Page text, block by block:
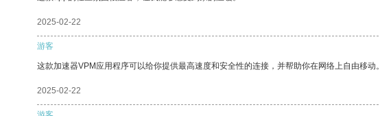
2025-02-22
游客
这款加速器VPM应用程序可以给你提供最高速度和安全性的连接，并帮助你在网络上自由移动。
2025-02-22